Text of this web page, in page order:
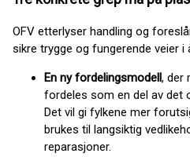
OFV etterlyser handling og
sikre trygge og fungerende veier i
En ny fordelingsmodell , der
fordeles som en del av det
Det vil gi fylkene mer
brukes til langsiktig
reparasjoner.